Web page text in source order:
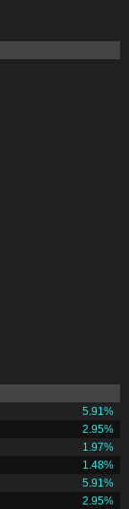
5.91%
2.95%
1.97%
1.48%
5.91%
2.95%